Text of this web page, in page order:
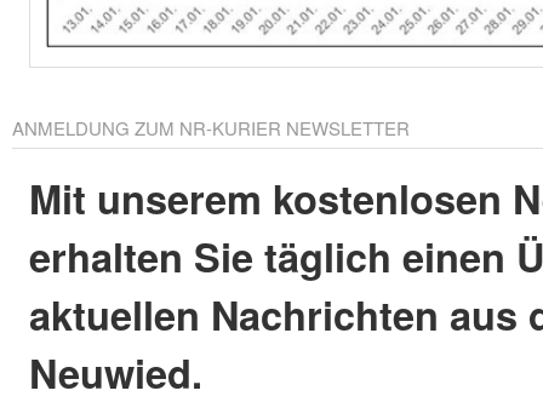
ANMELDUNG ZUM NR-KURIER NEWSLETTER
Mit unserem kostenlosen
erhalten Sie täglich einen
aktuellen Nachrichten aus
Neuwied.